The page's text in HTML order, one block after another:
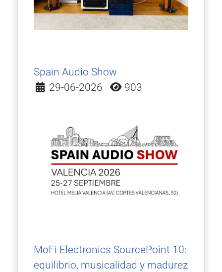
Spain Audio Show
Detalles
29-06-2026 903
MoFi Electronics SourcePoint 10:
equilibrio, musicalidad y madurez